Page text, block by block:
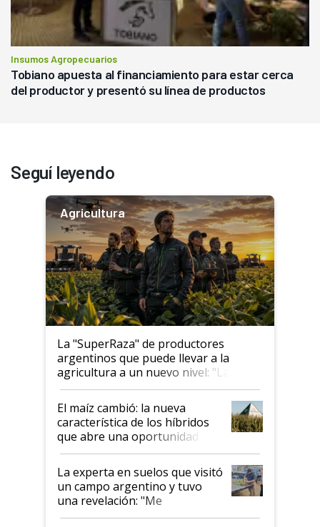
Insumos Agropecuarios
Tobiano apuesta al financiamiento para estar cerca
del productor y presentó su línea de productos
Seguí leyendo
Agricultura
La "SuperRaza" de productores
argentinos que puede llevar a la
agricultura a un nuevo nivel: "Las
posibilidades de crecimiento son
infinitas"
El maíz cambió: la nueva
característica de los híbridos
que abre una oportunidad en
el lote
La experta en suelos que visitó
un campo argentino y tuvo
una revelación: "Me
impresionó mucho"